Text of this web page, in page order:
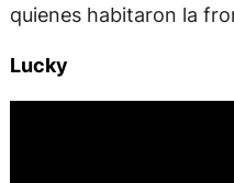
quienes habitaron la
Lucky